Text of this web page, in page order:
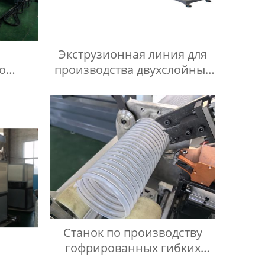
Экструзионная линия для
производства двухслойных
ПЭ/ПВХ
Станок по производству
гофрированных гибких